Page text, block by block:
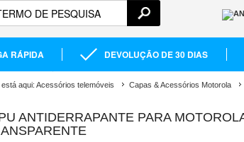
RÁPIDA DEVOLUÇÃO DE 30 DIAS
está aqui: Acessórios telemóveis Capas & Acessórios Motorola
ANTIDERRAPANTE PARA